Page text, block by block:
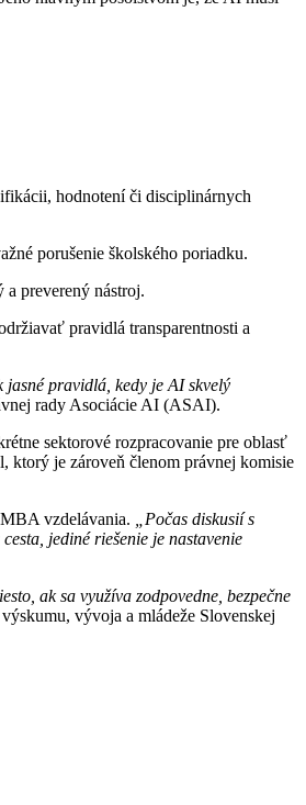
hodnotení či disciplinárnych
porušenie školského poriadku.
preverený nástroj.
pravidlá transparentnosti a
jasné pravidlá, kedy je AI skvelý
rady Asociácie AI (ASAI).
sektorové rozpracovanie pre oblasť
ktorý je zároveň členom právnej komisie
vzdelávania.
„Počas diskusií s
jediné riešenie je nastavenie
ak sa využíva zodpovedne, bezpečne
vývoja a mládeže Slovenskej